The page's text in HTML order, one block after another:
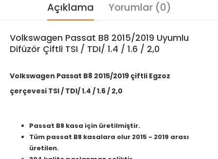
Açıklama Yorumlar (0)
Volkswagen Passat B8 2015/2019 Uyumlu
Difüzör Çiftli TSI / TDI/ 1.4 / 1.6 / 2,0
Volkswagen Passat B8 2015/2019 çiftli Egzoz
çerçevesi TSI / TDI/ 1.4 / 1.6 / 2,0
Passat B8 kasa için üretilmiştir.
Tüm passat B8 kasalara olur 2015 - 2019 arası
üretilen.